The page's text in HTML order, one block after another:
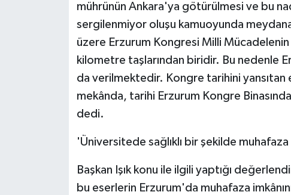
mührünün Ankara'ya götürülmesi ve bu
sergilenmiyor oluşu kamuoyunda
üzere Erzurum Kongresi Milli
kilometre taşlarından biridir. Bu nedenle
da verilmektedir. Kongre tarihini
mekânda, tarihi Erzurum Kongre
dedi.
'Üniversitede sağlıklı bir şekilde
Başkan Işık konu ile ilgili yaptığı
bu eserlerin Erzurum'da muhafaza
Otomobil
POLİTİKA
SPOR HABERLERİ
TEKNOLOJİ